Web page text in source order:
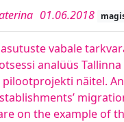
01.06.2018
vabale
analüüs Tallinna
näitel.
on the example of